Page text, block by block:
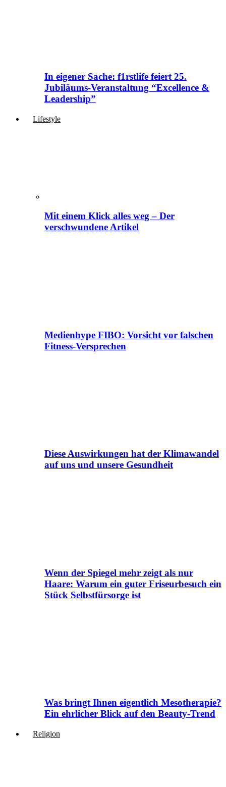
In eigener Sache: f1rstlife feiert 25.
Jubiläums-Veranstaltung “Excellence &
Leadership”
Lifestyle
Mit einem Klick alles weg – Der
verschwundene Artikel
Medienhype FIBO: Vorsicht vor falschen
Fitness-Versprechen
Diese Auswirkungen hat der Klimawandel
auf uns und unsere Gesundheit
Wenn der Spiegel mehr zeigt als nur
Haare: Warum ein guter Friseurbesuch ein
Stück Selbstfürsorge ist
Was bringt Ihnen eigentlich Mesotherapie?
Ein ehrlicher Blick auf den Beauty-Trend
Religion